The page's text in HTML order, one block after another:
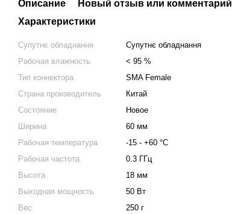
Описание
Новый отзыв или комментарий
Характеристики
Супутнє обладнання
Супутнє обладнання
Рабочая влажность
< 95 %
Тип коннектора
SMA Female
Страна производитель
Китай
Состояние
Новое
Ширина
60 мм
Рабочая температура
-15 - +60 °С
Рабочая частота
0.3 ГГц
Высота
18 мм
Выходная мощность
50 Вт
Вес
250 г